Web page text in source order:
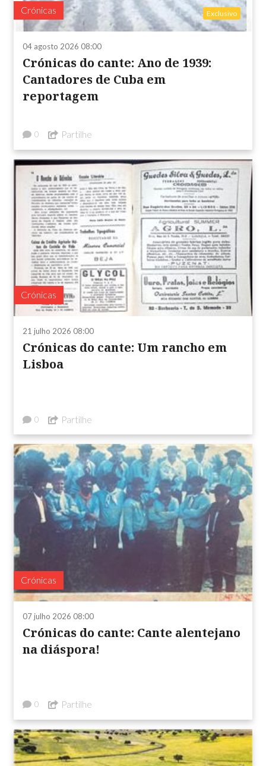
Crónicas Exclusivo
04 agosto 2026 08:00
Crónicas do cante: Ano de 1939:
Cantadores de Cuba em
reportagem
0 Partilhe
Crónicas
21 julho 2026 08:00
Crónicas do cante: Um rancho em
Lisboa
0 Partilhe
Crónicas
07 julho 2026 08:00
Crónicas do cante: Cante alentejano
na diáspora!
0 Partilhe